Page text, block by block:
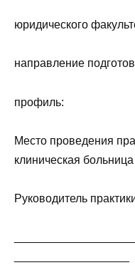
юридического
направление
Место проведения
клиническая больница
Руководитель